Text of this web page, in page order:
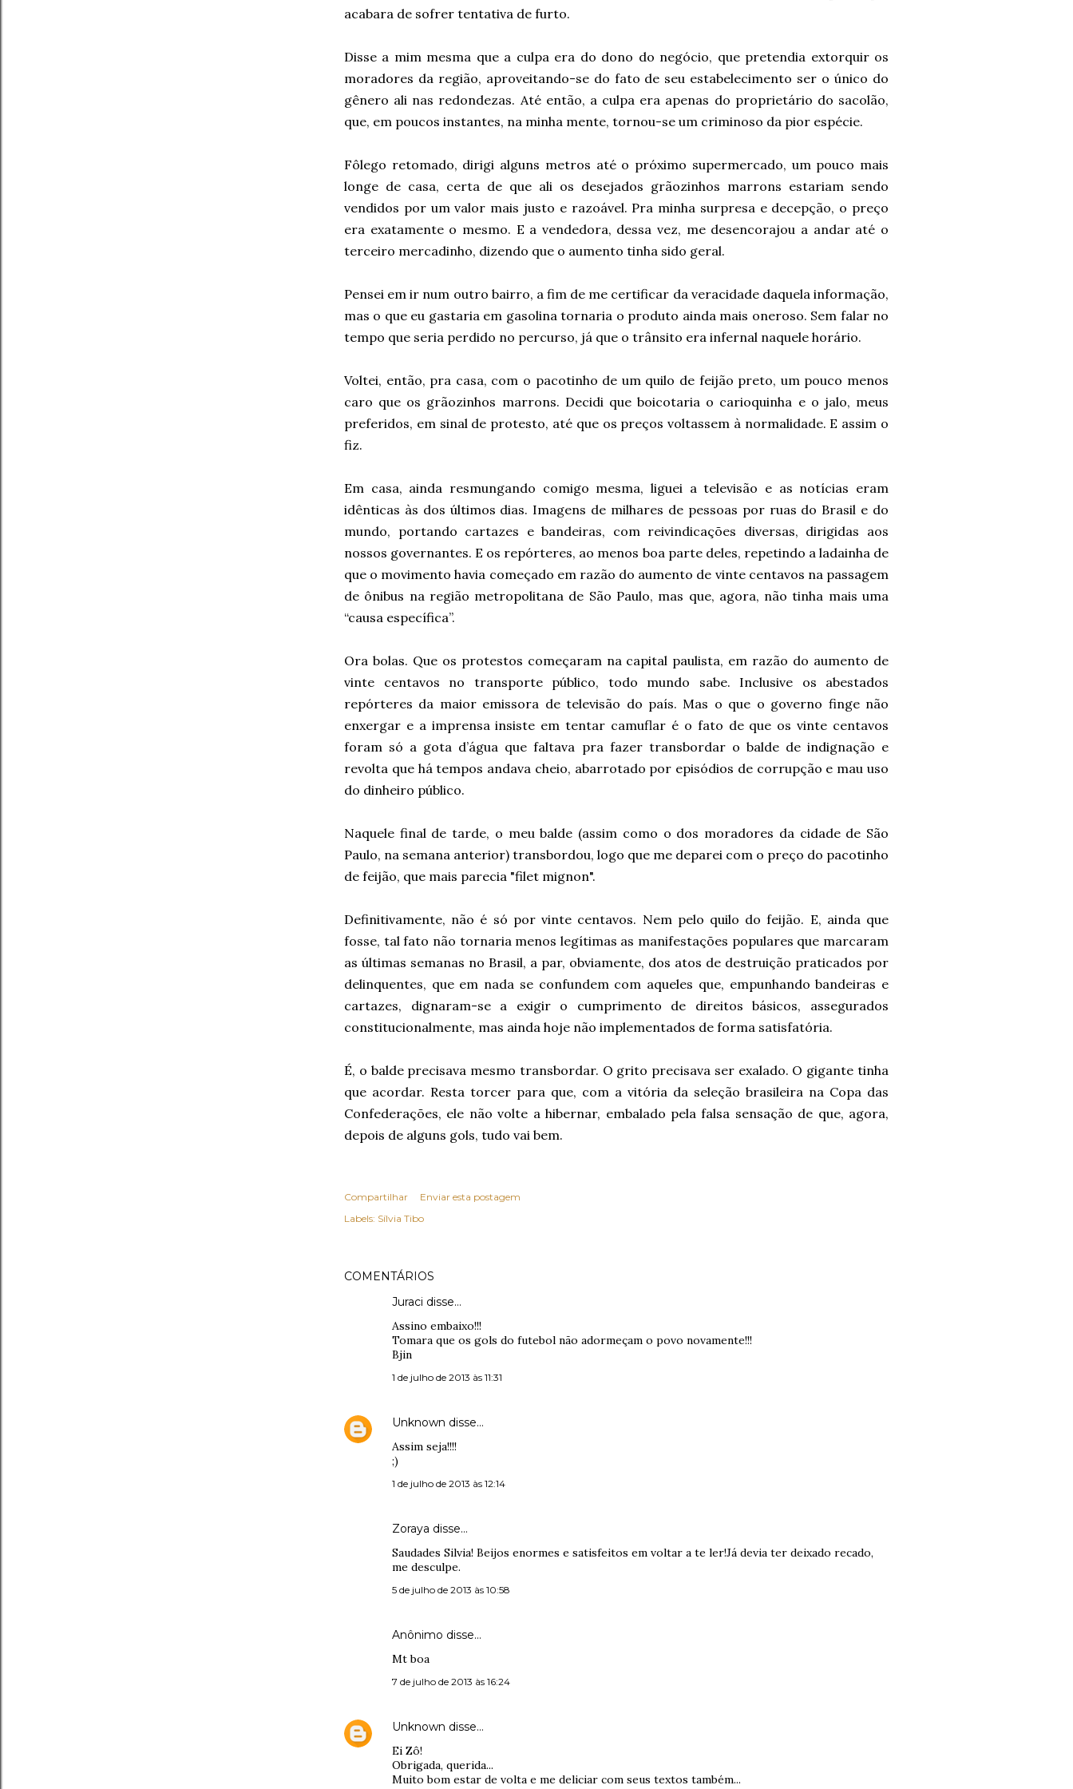
acabara de sofrer tentativa de furto.
Disse a mim mesma que a culpa era do dono do negócio, que pretendia extorquir os
moradores da região, aproveitando-se do fato de seu estabelecimento ser o único do
gênero ali nas redondezas. Até então, a culpa era apenas do proprietário do sacolão,
que, em poucos instantes, na minha mente, tornou-se um criminoso da pior espécie.
Fôlego retomado, dirigi alguns metros até o próximo supermercado, um pouco mais
longe de casa, certa de que ali os desejados grãozinhos marrons estariam sendo
vendidos por um valor mais justo e razoável. Pra minha surpresa e decepção, o preço
era exatamente o mesmo. E a vendedora, dessa vez, me desencorajou a andar até o
terceiro mercadinho, dizendo que o aumento tinha sido geral.
Pensei em ir num outro bairro, a fim de me certificar da veracidade daquela informação,
mas o que eu gastaria em gasolina tornaria o produto ainda mais oneroso. Sem falar no
tempo que seria perdido no percurso, já que o trânsito era infernal naquele horário.
Voltei, então, pra casa, com o pacotinho de um quilo de feijão preto, um pouco menos
caro que os grãozinhos marrons. Decidi que boicotaria o carioquinha e o jalo, meus
preferidos, em sinal de protesto, até que os preços voltassem à normalidade. E assim o
fiz.
Em casa, ainda resmungando comigo mesma, liguei a televisão e as notícias eram
idênticas às dos últimos dias. Imagens de milhares de pessoas por ruas do Brasil e do
mundo, portando cartazes e bandeiras, com reivindicações diversas, dirigidas aos
nossos governantes. E os repórteres, ao menos boa parte deles, repetindo a ladainha de
que o movimento havia começado em razão do aumento de vinte centavos na passagem
de ônibus na região metropolitana de São Paulo, mas que, agora, não tinha mais uma
“causa específica”.
Ora bolas. Que os protestos começaram na capital paulista, em razão do aumento de
vinte centavos no transporte público, todo mundo sabe. Inclusive os abestados
repórteres da maior emissora de televisão do país. Mas o que o governo finge não
enxergar e a imprensa insiste em tentar camuflar é o fato de que os vinte centavos
foram só a gota d’água que faltava pra fazer transbordar o balde de indignação e
revolta que há tempos andava cheio, abarrotado por episódios de corrupção e mau uso
do dinheiro público.
Naquele final de tarde, o meu balde (assim como o dos moradores da cidade de São
Paulo, na semana anterior) transbordou, logo que me deparei com o preço do pacotinho
de feijão, que mais parecia "filet mignon".
Definitivamente, não é só por vinte centavos. Nem pelo quilo do feijão. E, ainda que
fosse, tal fato não tornaria menos legítimas as manifestações populares que marcaram
as últimas semanas no Brasil, a par, obviamente, dos atos de destruição praticados por
delinquentes, que em nada se confundem com aqueles que, empunhando bandeiras e
cartazes, dignaram-se a exigir o cumprimento de direitos básicos, assegurados
constitucionalmente, mas ainda hoje não implementados de forma satisfatória.
É, o balde precisava mesmo transbordar. O grito precisava ser exalado. O gigante tinha
que acordar. Resta torcer para que, com a vitória da seleção brasileira na Copa das
Confederações, ele não volte a hibernar, embalado pela falsa sensação de que, agora,
depois de alguns gols, tudo vai bem.
Compartilhar
Enviar esta postagem
Labels: Sílvia Tibo
COMENTÁRIOS
Juraci disse…
Assino embaixo!!!
Tomara que os gols do futebol não adormeçam o povo novamente!!!
Bjin
1 de julho de 2013 às 11:31
Unknown disse…
Assim seja!!!!
;)
1 de julho de 2013 às 12:14
Zoraya disse…
Saudades Silvia! Beijos enormes e satisfeitos em voltar a te ler!Já devia ter deixado recado,
me desculpe.
5 de julho de 2013 às 10:58
Anônimo disse…
Mt boa
7 de julho de 2013 às 16:24
Unknown disse…
Ei Zô!
Obrigada, querida...
Muito bom estar de volta e me deliciar com seus textos também...